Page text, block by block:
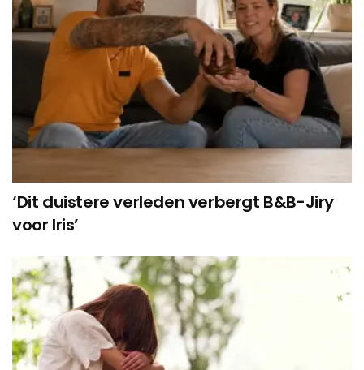
‘Dit duistere verleden verbergt B&B-Jiry
voor Iris’